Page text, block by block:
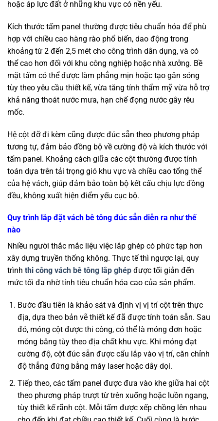
hoặc áp lực đất ở những khu vực có nền yếu.
Kích thước tấm panel thường được tiêu chuẩn hóa để phù
hợp với chiều cao hàng rào phổ biến, dao động trong
khoảng từ 2 đến 2,5 mét cho công trình dân dụng, và có
thể cao hơn đối với khu công nghiệp hoặc nhà xưởng. Bề
mặt tấm có thể được làm phẳng mịn hoặc tạo gân sóng
tùy theo yêu cầu thiết kế, vừa tăng tính thẩm mỹ vừa hỗ trợ
khả năng thoát nước mưa, hạn chế đọng nước gây rêu
mốc.
Hệ cột đỡ đi kèm cũng được đúc sẵn theo phương pháp
tương tự, đảm bảo đồng bộ về cường độ và kích thước với
tấm panel. Khoảng cách giữa các cột thường được tính
toán dựa trên tải trọng gió khu vực và chiều cao tổng thể
của hệ vách, giúp đảm bảo toàn bộ kết cấu chịu lực đồng
đều, không xuất hiện điểm yếu cục bộ.
Quy trình lắp đặt vách bê tông đúc sẵn diễn ra như thế
nào
Nhiều người thắc mắc liệu việc lắp ghép có phức tạp hơn
xây dựng truyền thống không. Thực tế thì ngược lại, quy
trình thi công vách bê tông lắp ghép được tối giản đến
mức tối đa nhờ tính tiêu chuẩn hóa cao của sản phẩm.
Bước đầu tiên là khảo sát và định vị vị trí cột trên thực
địa, dựa theo bản vẽ thiết kế đã được tính toán sẵn. Sau
đó, móng cột được thi công, có thể là móng đơn hoặc
móng băng tùy theo địa chất khu vực. Khi móng đạt
cường độ, cột đúc sẵn được cẩu lắp vào vị trí, căn chỉnh
độ thẳng đứng bằng máy laser hoặc dây dọi.
Tiếp theo, các tấm panel được đưa vào khe giữa hai cột
theo phương pháp trượt từ trên xuống hoặc luồn ngang,
tùy thiết kế rãnh cột. Mỗi tấm được xếp chồng lên nhau